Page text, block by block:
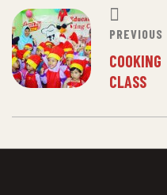
PREVIOUS
COOKING
CLASS